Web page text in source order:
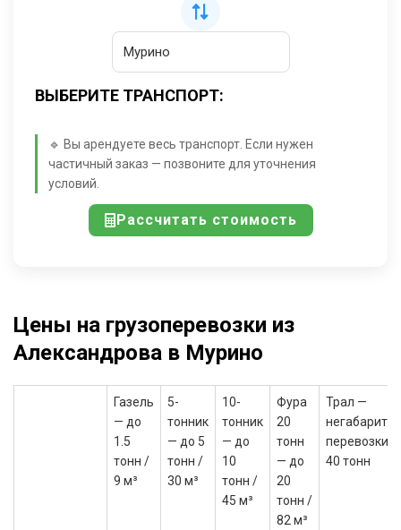
ВЫБЕРИТЕ ТРАНСПОРТ:
🔹 Вы арендуете весь транспорт. Если нужен
частичный заказ — позвоните для уточнения
условий.
Рассчитать стоимость
Цены на грузоперевозки из
Александрова в Мурино
Газель
— до
1.5
тонн /
9 м³
5-
тонник
— до 5
тонн /
30 м³
10-
тонник
— до
10
тонн /
45 м³
Фура
20
тонн
— до
20
тонн /
82 м³
Трал —
перевозки,
40 тонн